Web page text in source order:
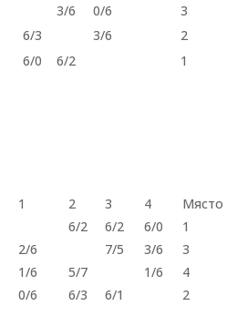
3/6 0/6
3
6/3 3/6
2
6/0 6/2
1
1 2 3 4
Място
6/2 6/2 6/0
1
2/6 7/5 3/6
3
1/6 5/7 1/6
4
0/6 6/3 6/1 2